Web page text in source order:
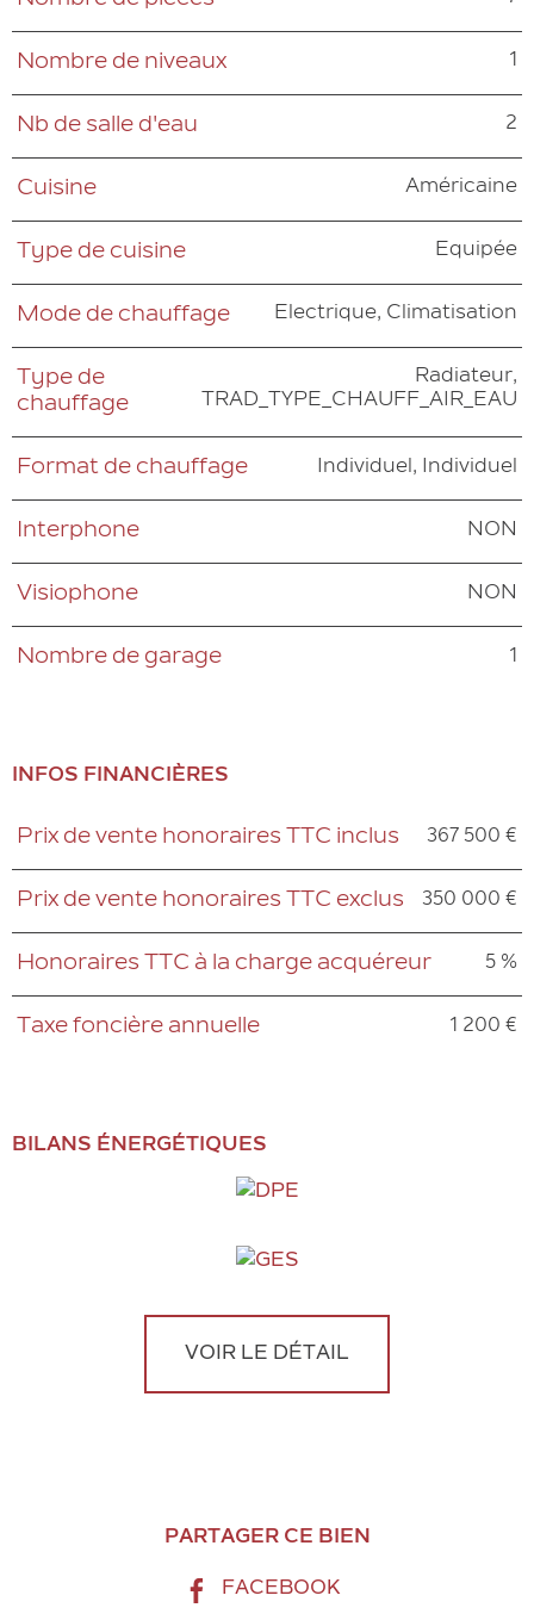
Nombre de niveaux 1
Nb de salle d'eau 2
Cuisine Américaine
Type de cuisine Equipée
Mode de chauffage Electrique, Climatisation
Type de
chauffage
Radiateur,
TRAD_TYPE_CHAUFF_AIR_EAU
Format de chauffage Individuel, Individuel
Interphone NON
Visiophone NON
Nombre de garage 1
INFOS FINANCIÈRES
Caractéristiques Valeurs
Prix de vente honoraires TTC inclus 367 500 €
Prix de vente honoraires TTC exclus 350 000 €
Honoraires TTC à la charge acquéreur 5 %
Taxe foncière annuelle 1 200 €
BILANS ÉNERGÉTIQUES
VOIR LE DÉTAIL
PARTAGER CE BIEN
FACEBOOK